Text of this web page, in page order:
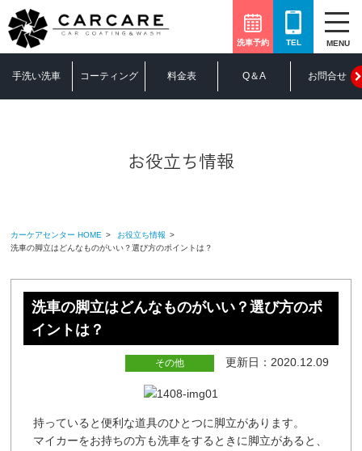
洗車予約 TEL MENU
手洗い洗車 コーティング 料金表 Q＆A お問合せ
お役立ち情報
カーケアセンター HOME
お役立ち情報
洗車の脚立はどんなものがいい？選び方のポイントは？
洗車の脚立はどんなものがいい？選び方のポ
イントは？
その他 更新日：2020.12.09
持っていると便利な道具のひとつに脚立があります。
マイカーをお持ちの方も洗車をするときに脚立があると、